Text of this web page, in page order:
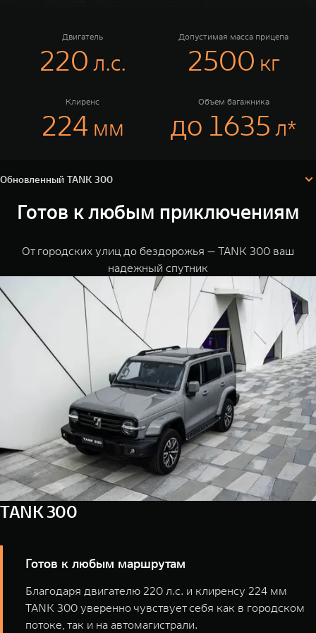
от 6 499 000 ₽ от 10 199
WEY 07
Расширяя границы комфорта
от 6 149 000 ₽
WEY 05
Эстетика
от 5 699
WEY 80
Корпоративным клиентам
TANK ФИНАНСЫ
TANK Кредит
TANK Лизинг
Специальные предложения
Моторные масла
ЦИФРОВЫЕ СЕРВИСЫ TANK
Цифровые сервисы TANK
Двигатель
220 л.c.
Допустимая масса прицепа
2500 кг
Клиренс
224 мм
Объем багажника
до 1635 л*
Обновленный TANK 300
Обновленный TANK 300
TANK 300
Аксессуары
Готов к любым приключениям
От городских улиц до бездорожья — TANK 300 ваш
надежный спутник
TANK 300
Готов к любым маршрутам
Благодаря двигателю 220 л.с. и клиренсу 224 мм
TANK 300 уверенно чувствует себя как в городском
потоке, так и на автомагистрали.